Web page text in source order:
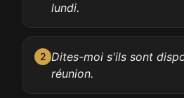
lundi.
2 Dites-moi s'ils sont
réunion.